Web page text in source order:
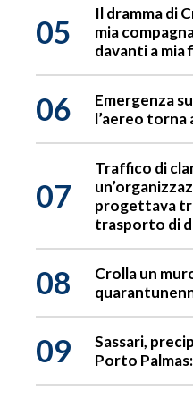
05
Il dramma di
mia
davanti a mia
06
Emergenza
l’aereo torna
07
Traffico di
progettava
trasporto di
08
Crolla un
09
Sassari,
Porto